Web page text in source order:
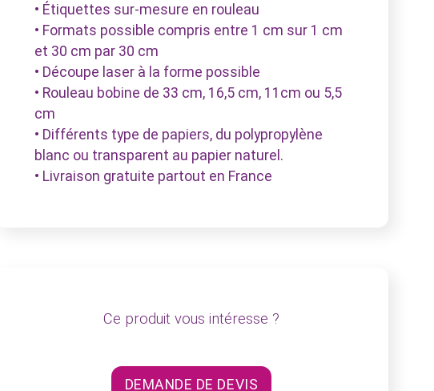
• Étiquettes sur-mesure en rouleau
• Formats possible compris entre 1 cm sur 1 cm
et 30 cm par 30 cm
• Découpe laser à la forme possible
• Rouleau bobine de 33 cm, 16,5 cm, 11cm ou 5,5
cm
• Différents type de papiers, du polypropylène
blanc ou transparent au papier naturel.
• Livraison gratuite partout en France
Ce produit vous intéresse ?
DEMANDE DE DEVIS